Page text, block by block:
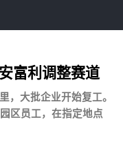
富利调整赛道
，大批企业开始复工。
区员工，在指定地点